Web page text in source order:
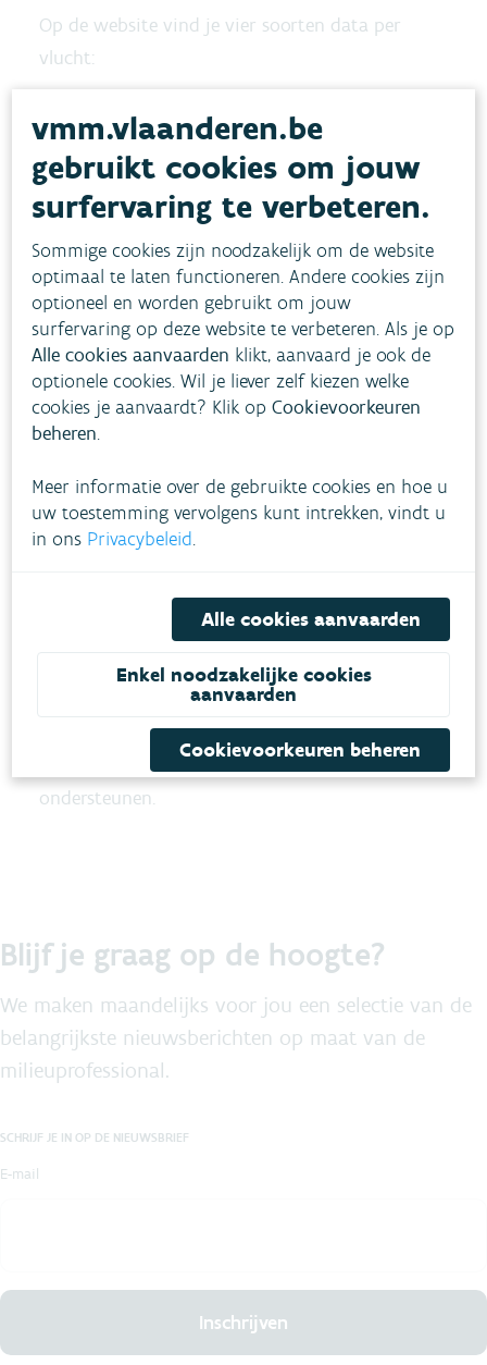
Op de website vind je vier soorten data per
vlucht:
gegeorefereerde orthobeelden
gegeorefereerde orthobeelden op basis van de
videobeelden
output van satellietdata
videobeelden gekoppeld aan de vliegroutes
De beelden worden online geplaatst na een crisis.
Daarmee voeren we een van de aanbevelingen uit
het rapport “Weerbare Westhoek” concreet uit.
Hoewel de beelden niet gebiedsdekkend zijn,
bieden ze waardevolle informatie, zowel tijdens
analyseren.
Zelf aan de slag?
Benieuwd naar de beschikbare beelden van
recente crisissituaties? Neem een kijkje op
waterinfo.vlaanderen.be/kaarten.
Met dit nieuwe initiatief wil de VMM snelheid en
accuraatheid in crisisbeheer verder
ondersteunen.
Blijf je graag op de hoogte?
We maken maandelijks voor jou een selectie van de
belangrijkste nieuwsberichten op maat van de
milieuprofessional.
SCHRIJF JE IN OP DE NIEUWSBRIEF
E-mail
Inschrijven
vmm.vlaanderen.be
gebruikt cookies om jouw
surfervaring te verbeteren.
Sommige cookies zijn noodzakelijk om de website
optimaal te laten functioneren. Andere cookies zijn
optioneel en worden gebruikt om jouw
surfervaring op deze website te verbeteren. Als je op
Alle cookies aanvaarden klikt, aanvaard je ook de
optionele cookies. Wil je liever zelf kiezen welke
cookies je aanvaardt? Klik opCookievoorkeuren
beheren.
Meer informatie over de gebruikte cookies en hoe u
uw toestemming vervolgens kunt intrekken, vindt u
in ons Privacybeleid.
Alle cookies aanvaarden
Enkel noodzakelijke cookies
aanvaarden
Cookievoorkeuren beheren